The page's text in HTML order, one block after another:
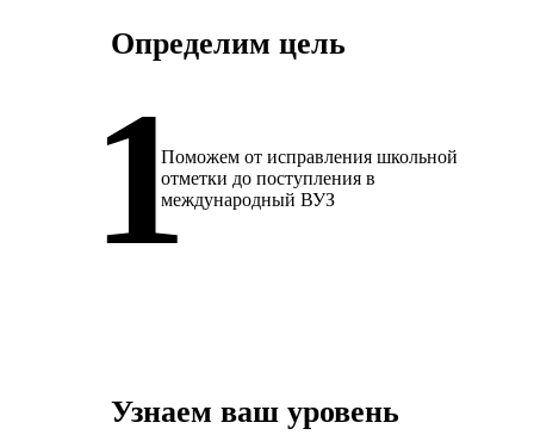
Определим цель
Поможем от исправления школьной
отметки до поступления в
международный ВУЗ
Узнаем ваш уровень